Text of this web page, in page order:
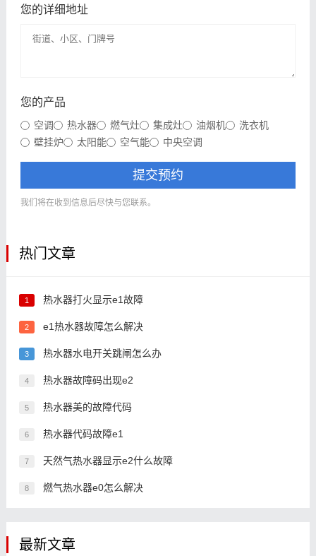
您的详细地址
您的产品
空调 热水器 燃气灶 集成灶 油烟机
洗衣机
壁挂炉
太阳能 空气能 中央空调
提交预约
我们将在收到信息后尽快与您联系。
热门文章
1 热水器打火显示e1故障
2 e1热水器故障怎么解决
3 热水器水电开关跳闸怎么办
4 热水器故障码出现e2
5 热水器美的故障代码
6 热水器代码故障e1
7 天然气热水器显示e2什么故障
8 燃气热水器e0怎么解决
最新文章